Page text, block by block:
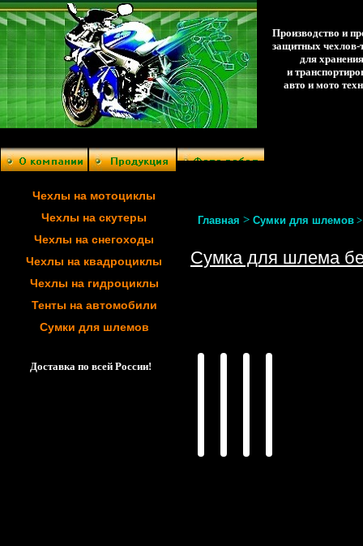
Производство и
защитных чехлов-
для хранения
и
авто и мото
Чехлы на мотоциклы
Чехлы на скутеры
Чехлы на снегоходы
Чехлы на квадроциклы
Чехлы на гидроциклы
Тенты на автомобили
Сумки для шлемов
Доставка по всей России!
Главная > Сумки для шлемов
Сумка для шлема